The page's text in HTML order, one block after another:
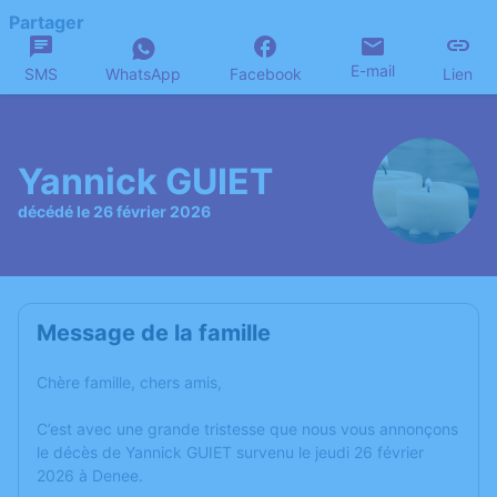
Partager
SMS WhatsApp Facebook E-mail Lien
Yannick GUIET
décédé le 26 février 2026
Message de la famille
Chère famille, chers amis,
C’est avec une grande tristesse que nous vous annonçons
le décès de Yannick GUIET survenu le jeudi 26 février
2026 à Denee.